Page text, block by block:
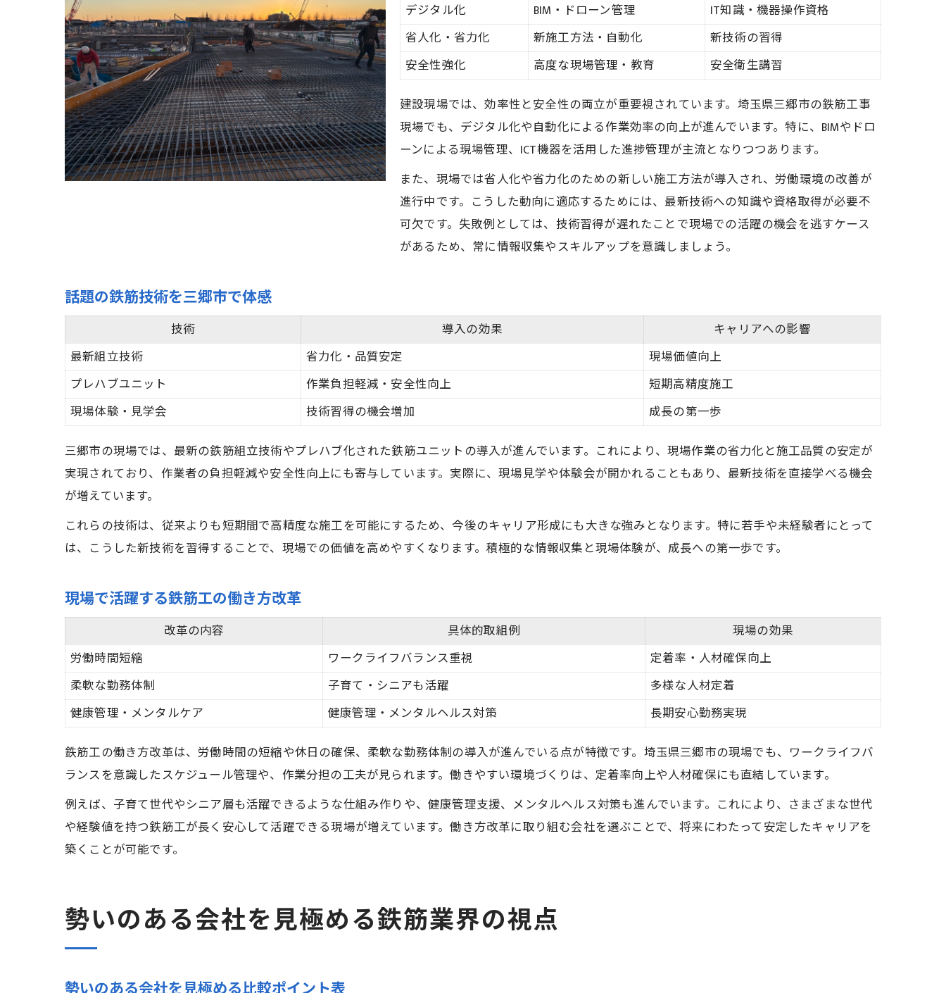
デジタル化
BIM・ドローン管理
IT知識・機器操作資格
省人化・省力化
新施工方法・自動化
新技術の習得
安全性強化
高度な現場管理・教育
安全衛生講習
建設現場では、効率性と安全性の両立が重要視されています。埼玉県三郷市の鉄筋工事
現場でも、デジタル化や自動化による作業効率の向上が進んでいます。特に、BIMやドロ
ーンによる現場管理、ICT機器を活用した進捗管理が主流となりつつあります。
また、現場では省人化や省力化のための新しい施工方法が導入され、労働環境の改善が
進行中です。こうした動向に適応するためには、最新技術への知識や資格取得が必要不
可欠です。失敗例としては、技術習得が遅れたことで現場での活躍の機会を逃すケース
があるため、常に情報収集やスキルアップを意識しましょう。
話題の鉄筋技術を三郷市で体感
技術 導入の効果
キャリアへの影響
最新組立技術
省力化・品質安定
現場価値向上
プレハブユニット
作業負担軽減・安全性向上
短期高精度施工
現場体験・見学会
技術習得の機会増加
成長の第一歩
三郷市の現場では、最新の鉄筋組立技術やプレハブ化された鉄筋ユニットの導入が進んでいます。これにより、現場作業の省力化と施工品質の安定が
実現されており、作業者の負担軽減や安全性向上にも寄与しています。実際に、現場見学や体験会が開かれることもあり、最新技術を直接学べる機会
が増えています。
これらの技術は、従来よりも短期間で高精度な施工を可能にするため、今後のキャリア形成にも大きな強みとなります。特に若手や未経験者にとって
は、こうした新技術を習得することで、現場での価値を高めやすくなります。積極的な情報収集と現場体験が、成長への第一歩です。
現場で活躍する鉄筋工の働き方改革
改革の内容 具体的取組例
現場の効果
労働時間短縮
ワークライフバランス重視
定着率・人材確保向上
柔軟な勤務体制
子育て・シニアも活躍
多様な人材定着
健康管理・メンタルケア
健康管理・メンタルヘルス対策
長期安心勤務実現
鉄筋工の働き方改革は、労働時間の短縮や休日の確保、柔軟な勤務体制の導入が進んでいる点が特徴です。埼玉県三郷市の現場でも、ワークライフバ
ランスを意識したスケジュール管理や、作業分担の工夫が見られます。働きやすい環境づくりは、定着率向上や人材確保にも直結しています。
例えば、子育て世代やシニア層も活躍できるような仕組み作りや、健康管理支援、メンタルヘルス対策も進んでいます。これにより、さまざまな世代
や経験値を持つ鉄筋工が長く安心して活躍できる現場が増えています。働き方改革に取り組む会社を選ぶことで、将来にわたって安定したキャリアを
築くことが可能です。
勢いのある会社を見極める鉄筋業界の視点